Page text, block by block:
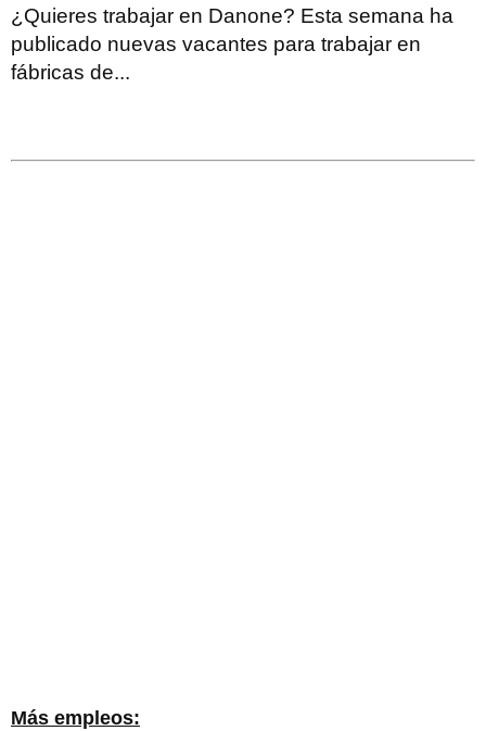
¿Quieres trabajar en Danone? Esta semana ha
publicado nuevas vacantes para trabajar en
fábricas de...
Más empleos: